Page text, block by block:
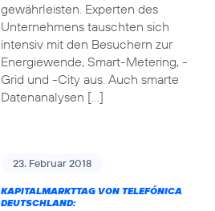
gewährleisten. Experten des
Unternehmens tauschten sich
intensiv mit den Besuchern zur
Energiewende, Smart-Metering, -
Grid und -City aus. Auch smarte
Datenanalysen […]
23. Februar 2018
KAPITALMARKTTAG VON TELEFÓNICA
DEUTSCHLAND: